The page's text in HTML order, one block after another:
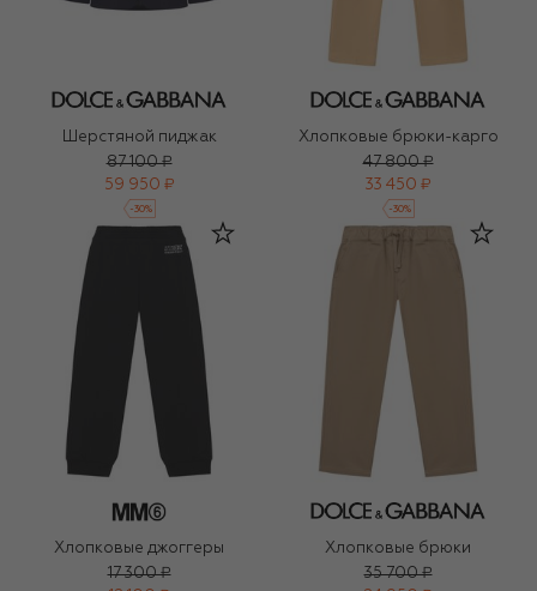
Шерстяной пиджак
87 100 ₽
59 950 ₽
-30%
Хлопковые брюки-карго
47 800 ₽
33 450 ₽
-30%
Хлопковые джоггеры
17 300 ₽
Хлопковые брюки
35 700 ₽